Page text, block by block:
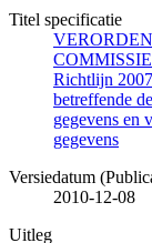
Titel specificatie
COMMISSIE
Richtlijn
betreffende
gegevens en
gegevens
Versiedatum
2010-12-08
Uitleg